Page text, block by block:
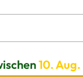
10. Aug.